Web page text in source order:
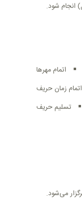
.
اتمام مهرها
اتمام زمان حریف
تسلیم حریف
می‌شود.